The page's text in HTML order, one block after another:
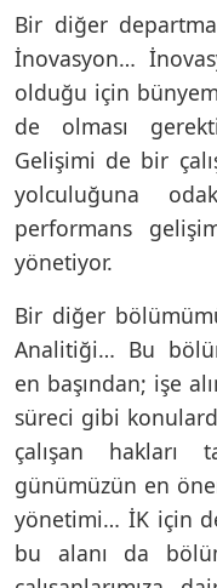
Bir diğer
İnovasyon…
olduğu için
de olması
Gelişimi de bir
yolculuğuna
performans
yönetiyor.
Bir diğer
Analitiği… Bu
en başından; işe
süreci gibi
çalışan hakları
günümüzün en
yönetimi… İK için
bu alanı da